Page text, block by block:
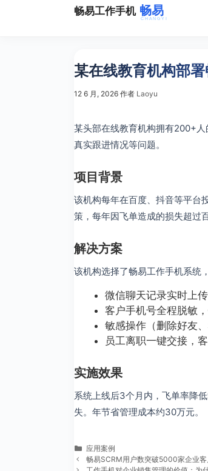
畅易工作手机
某在线教育机构部
12 6 月, 2026 作者 Laoyu
某头部在线教育机构拥有200+
真实跟进情况等问题。
项目背景
该机构每年在百度、抖音等平台
策，每年因飞单造成的损失超过百
解决方案
该机构选择了畅易工作手机系统
微信聊天记录实时上
客户手机号全程脱敏
敏感操作（删除好友
员工离职一键交接，
实施效果
系统上线后3个月内，飞单率降
失。年节省管理成本约30万元。
分
类
应用案例
畅易SCRM用户数突破5000家企业客